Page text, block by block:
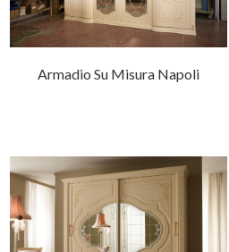
Armadio Su Misura Napoli